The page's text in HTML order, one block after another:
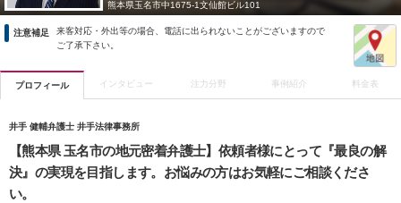
熊本県玉名市中1675-1文仙館ビル101
注意補足
来客対応・外出等の場合、電話に出られないことがございますので
ご了承下さい。
プロフィール インタビュー 注力分野 事例紹介 料金表
井手 健輔弁護士 井手法律事務所
【熊本県 玉名市の地元密着弁護士】依頼者様にとって『最良の解
決』の実現を目指します。お悩みの方はお気軽にご相談くださ
い。